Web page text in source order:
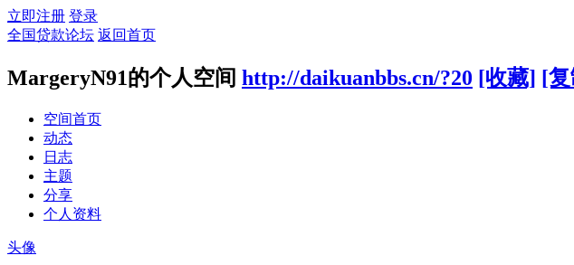
立即注册 登录
全国贷款论坛 返回首页
MargeryN91的个人空间 http://daikuanbbs.cn/?20 [收藏] [
空间首页
动态
日志
主题
分享
个人资料
头像